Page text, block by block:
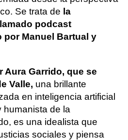
Se trata de la
podcast
por Manuel Bartual y
Aura Garrido, que se
Valle, una brillante
en inteligencia artificial
humanista de la
es una idealista que
sociales y piensa